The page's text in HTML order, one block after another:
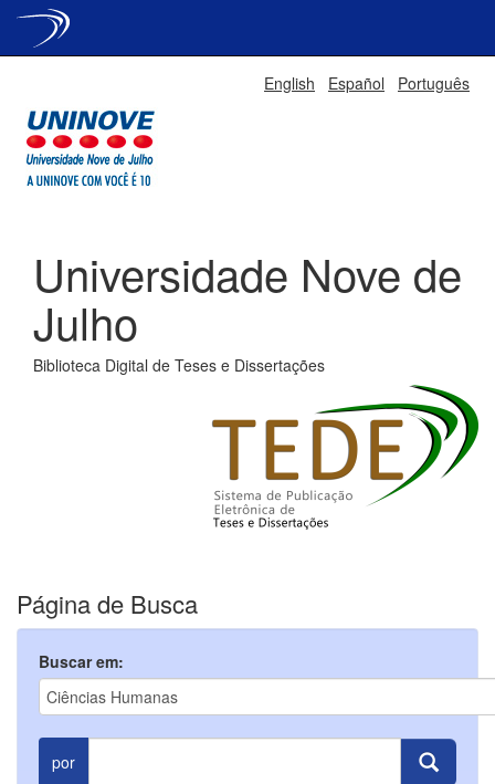
English Español Português
Universidade Nove de
Julho
Biblioteca Digital de Teses e Dissertações
Página de Busca
Buscar em:
por